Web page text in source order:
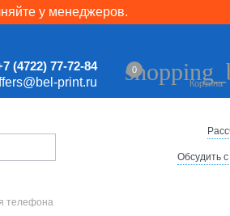
у менеджеров.
(4722) 77-72-84
print.ru
Корзина
0
Обсудить
телефона